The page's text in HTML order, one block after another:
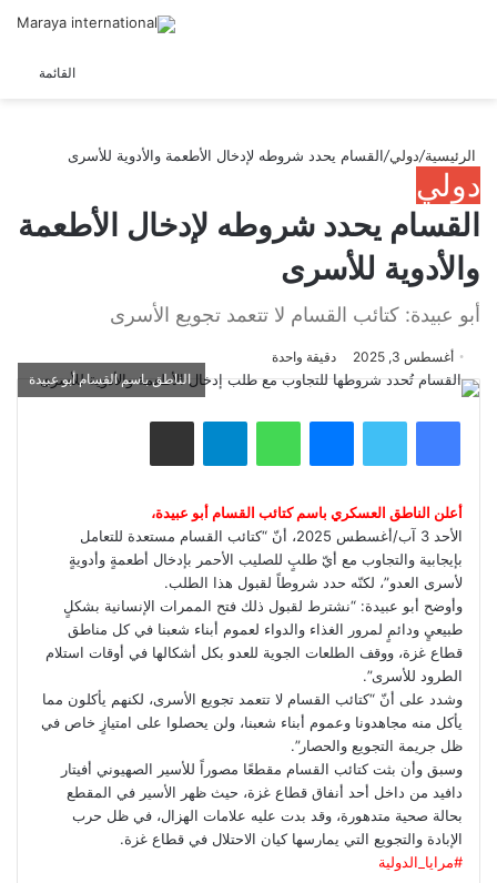
القائمةالوضع
الرئيسية/دولي/القسام يحدد شروطه لإدخال الأطعمة والأدوية للأسرى
دولي
القسام يحدد شروطه لإدخال الأطعمة
والأدوية للأسرى
أبو عبيدة: كتائب القسام لا تتعمد تجويع الأسرى
أغسطس 3, 2025 دقيقة واحدة
الناطق باسم القسام أبو عبيدة
فيسبوك تويتر ماسنجر واتساب تيلقرام مشاركة عبر البريد
أعلن الناطق العسكري باسم كتائب القسام أبو عبيدة،
الأحد 3 آب/أغسطس 2025، أنّ “كتائب القسام مستعدة للتعامل
بإيجابية والتجاوب مع أيّ طلبٍ للصليب الأحمر بإدخال أطعمةٍ وأدويةٍ
لأسرى العدو”، لكنّه حدد شروطاً لقبول هذا الطلب.
وأوضح أبو عبيدة: “نشترط لقبول ذلك فتح الممرات الإنسانية بشكلٍ
طبيعيٍ ودائمٍ لمرور الغذاء والدواء لعموم أبناء شعبنا في كل مناطق
قطاع غزة، ووقف الطلعات الجوية للعدو بكل أشكالها في أوقات استلام
الطرود للأسرى”.
وشدد على أنّ “كتائب القسام لا تتعمد تجويع الأسرى، لكنهم يأكلون مما
يأكل منه مجاهدونا وعموم أبناء شعبنا، ولن يحصلوا على امتيازٍ خاص في
ظل جريمة التجويع والحصار”.
وسبق وأن بثت كتائب ​القسام​ مقطعًا مصوراً للأسير الصهيوني أفيتار
دافيد من داخل أحد أنفاق قطاع ​غزة​، حيث ظهر الأسير في المقطع
بحالة صحية متدهورة، وقد بدت عليه علامات الهزال، في ظل حرب
الإبادة والتجويع التي يمارسها كيان الاحتلال في قطاع غزة.
#مرايا_الدولية